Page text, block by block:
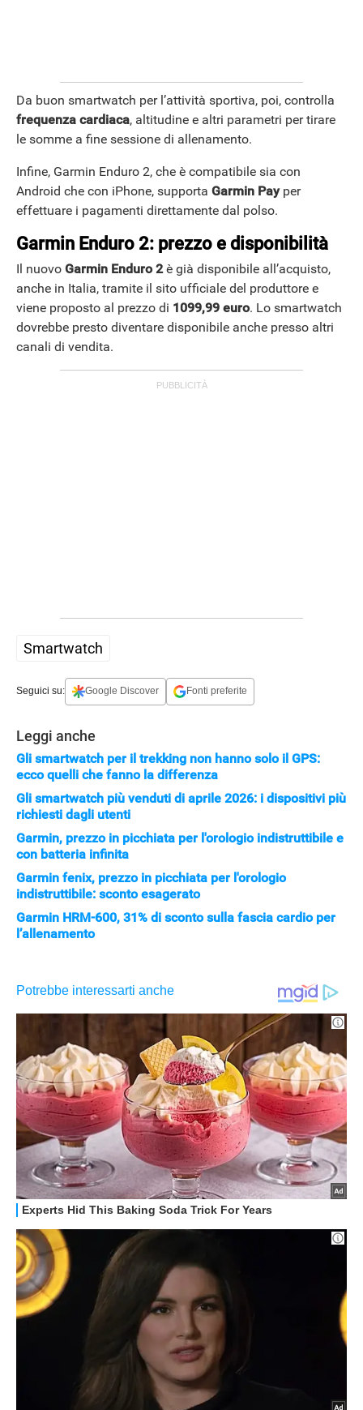
APPLE
Da buon smartwatch per l’attività sportiva, poi, controlla
frequenza cardiaca, altitudine e altri parametri per tirare
le somme a fine sessione di allenamento.
Infine, Garmin Enduro 2, che è compatibile sia con
Android che con iPhone, supporta Garmin Payper
effettuare i pagamenti direttamente dal polso.
Garmin Enduro 2: prezzo e disponibilità
Il nuovo Garmin Enduro 2è già disponibile all’acquisto,
anche in Italia, tramite il sito ufficiale del produttore e
viene proposto al prezzo di 1099,99 euro. Lo smartwatch
dovrebbe presto diventare disponibile anche presso altri
canali di vendita.
Smartwatch
Seguici su: Google Discover Fonti preferite
Leggi anche
Gli smartwatch per il trekking non hanno solo il GPS:
ecco quelli che fanno la differenza
Gli smartwatch più venduti di aprile 2026: i dispositivi più
richiesti dagli utenti
Garmin, prezzo in picchiata per l'orologio indistruttibile e
con batteria infinita
Garmin fenix, prezzo in picchiata per l'orologio
indistruttibile: sconto esagerato
Garmin HRM-600, 31% di sconto sulla fascia cardio per
l’allenamento